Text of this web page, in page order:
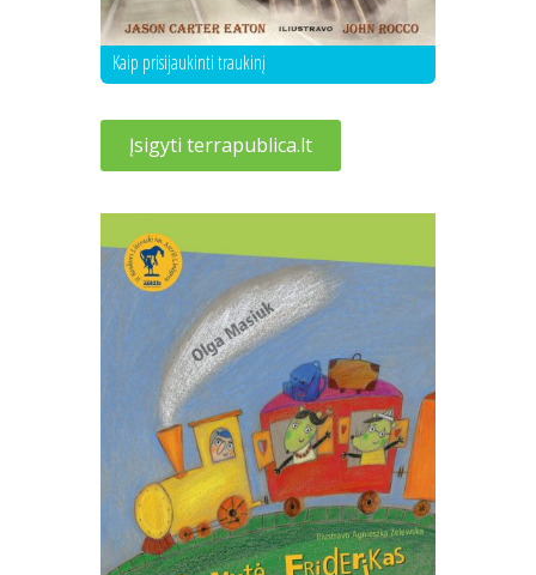
Kaip prisijaukinti traukinį
Įsigyti terrapublica.lt